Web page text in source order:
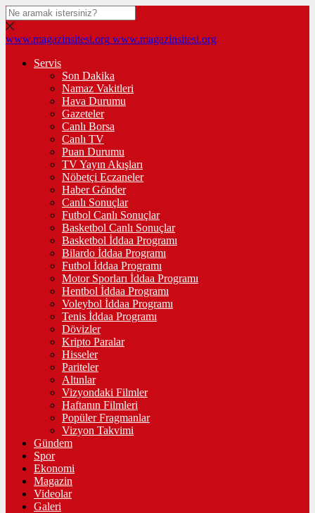
www.magazinsitesi.org www.magazinsitesi.org
Servis
Son Dakika
Namaz Vakitleri
Hava Durumu
Gazeteler
Canlı Borsa
Canlı TV
Puan Durumu
TV Yayın Akışları
Nöbetçi Eczaneler
Haber Gönder
Canlı Sonuçlar
Futbol Canlı Sonuçlar
Basketbol Canlı Sonuçlar
Basketbol İddaa Programı
Bilardo İddaa Programı
Futbol İddaa Programı
Motor Sporları İddaa Programı
Hentbol İddaa Programı
Voleybol İddaa Programı
Tenis İddaa Programı
Dövizler
Kripto Paralar
Hisseler
Pariteler
Altınlar
Vizyondaki Filmler
Haftanın Filmleri
Popüler Fragmanlar
Vizyon Takvimi
Gündem
Spor
Ekonomi
Magazin
Videolar
Galeri